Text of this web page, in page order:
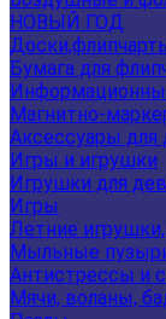
НОВЫЙ ГОД
Бумага для
Магнитно-
Аксессуары для
Игры и игрушки
Игрушки для
Игры
Летние игрушки,
Мыльные
Антистрессы и
Мячи, воланы,